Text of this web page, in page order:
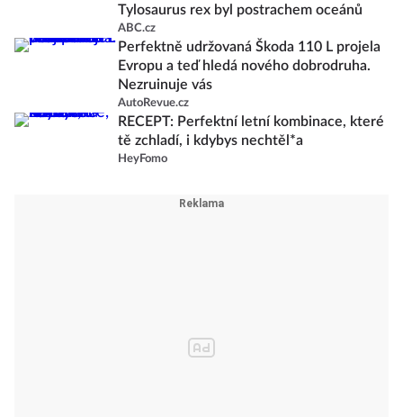
Tylosaurus rex byl postrachem oceánů
ABC.cz
Perfektně udržovaná Škoda 110 L projela
Evropu a teď hledá nového dobrodruha.
Nezruinuje vás
AutoRevue.cz
RECEPT: Perfektní letní kombinace, které
tě zchladí, i kdybys nechtěl*a
HeyFomo